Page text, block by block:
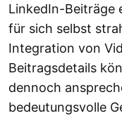
LinkedIn-Beiträge
für sich selbst
Integration von
Beitragsdetails
dennoch
bedeutungsvolle